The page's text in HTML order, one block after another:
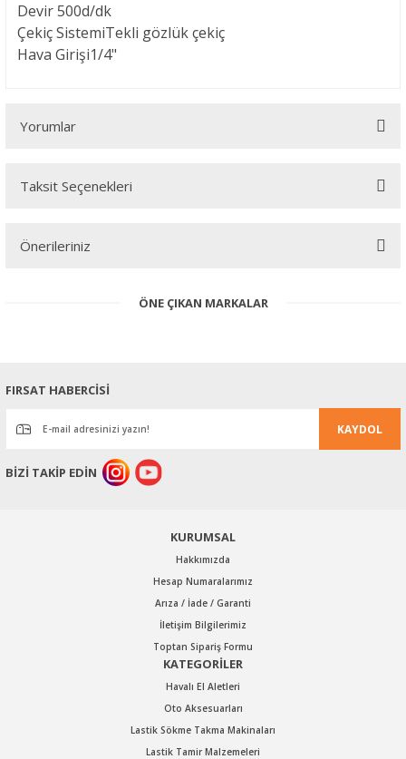
Devir500d/dk
Çekiç SistemiTekli gözlük çekiç
Hava Girişi1/4"
Yorumlar
Taksit Seçenekleri
Önerileriniz
konularda yetersiz gördüğünüz noktaları öneri formunu kullanarak
Ürün resmi kalitesiz, bozuk veya görüntülenemiyor.
Ürün bilgilerinde hatalar bulunuyor.
Ürün fiyatı diğer sitelerden daha pahalı.
Bu ürüne benzer farklı alternatifler olmalı.
Gönder
ÖNE ÇIKAN MARKALAR
FIRSAT HABERCİSİ
KAYDOL
BİZİ TAKİP EDİN
KURUMSAL
Hakkımızda
Hesap Numaralarımız
Arıza / İade / Garanti
İletişim Bilgilerimiz
Toptan Sipariş Formu
KATEGORİLER
Havalı El Aletleri
Oto Aksesuarları
Lastik Sökme Takma Makinaları
Lastik Tamir Malzemeleri